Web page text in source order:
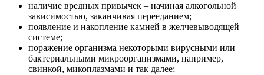
наличие вредных привычек – начиная алкогольной
зависимостью, заканчивая перееданием;
появление и накопление камней в желчевыводящей
системе;
поражение организма некоторыми вирусными или
бактериальными микроорганизмами, например,
свинкой, микоплазмами и так далее;